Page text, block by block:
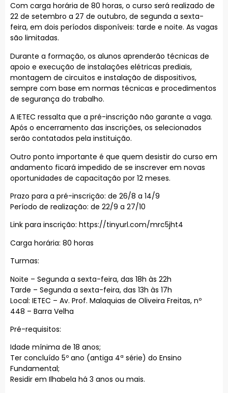
Com carga horária de 80 horas, o curso será realizado de
22 de setembro a 27 de outubro, de segunda a sexta-
feira, em dois períodos disponíveis: tarde e noite. As vagas
são limitadas.
Durante a formação, os alunos aprenderão técnicas de
apoio e execução de instalações elétricas prediais,
montagem de circuitos e instalação de dispositivos,
sempre com base em normas técnicas e procedimentos
de segurança do trabalho.
A IETEC ressalta que a pré-inscrição não garante a vaga.
Após o encerramento das inscrições, os selecionados
serão contatados pela instituição.
Outro ponto importante é que quem desistir do curso em
andamento ficará impedido de se inscrever em novas
oportunidades de capacitação por 12 meses.
Prazo para a pré-inscrição: de 26/8 a 14/9
Período de realização: de 22/9 a 27/10
Link para inscrição: https://tinyurl.com/mrc5jht4
Carga horária: 80 horas
Turmas:
Noite – Segunda a sexta-feira, das 18h às 22h
Tarde – Segunda a sexta-feira, das 13h às 17h
Local: IETEC – Av. Prof. Malaquias de Oliveira Freitas, nº
448 – Barra Velha
Pré-requisitos:
Idade mínima de 18 anos;
Ter concluído 5º ano (antiga 4ª série) do Ensino
Fundamental;
Residir em Ilhabela há 3 anos ou mais.